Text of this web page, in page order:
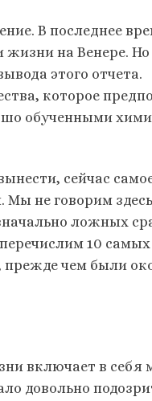
В последнее
жизни на Венере.
этого отчета.
которое
обученными
сейчас
не говорим
ложных
10
чем были
включает в
довольно